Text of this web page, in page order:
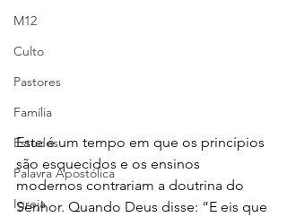
M12
Culto
Pastores
Família
Estudos
Palavra Apostólica
Igreja
Este é um tempo em que os princípios
são esquecidos e os ensinos
modernos contrariam a doutrina do
Senhor. Quando Deus disse: “E eis que